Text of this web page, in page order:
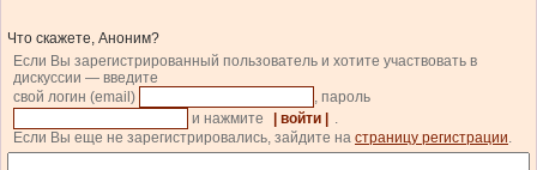
Что скажете, Аноним?
Если Вы зарегистрированный пользователь и хотите участвовать в
дискуссии — введите
свой логин (email)
, пароль
и нажмите
| войти |
.
Если Вы еще не зарегистрировались, зайдите на страницу регистрации.